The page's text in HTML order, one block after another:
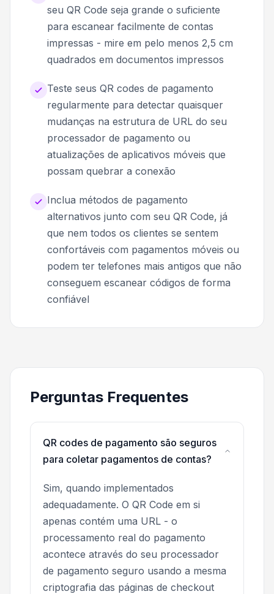
seu QR Code seja grande o suficiente
para escanear facilmente de contas
impressas - mire em pelo menos 2,5 cm
quadrados em documentos impressos
Teste seus QR codes de pagamento
regularmente para detectar quaisquer
mudanças na estrutura de URL do seu
processador de pagamento ou
atualizações de aplicativos móveis que
possam quebrar a conexão
Inclua métodos de pagamento
alternativos junto com seu QR Code, já
que nem todos os clientes se sentem
confortáveis com pagamentos móveis ou
podem ter telefones mais antigos que não
conseguem escanear códigos de forma
confiável
Perguntas Frequentes
QR codes de pagamento são seguros
para coletar pagamentos de contas?
Sim, quando implementados
adequadamente. O QR Code em si
apenas contém uma URL - o
processamento real do pagamento
acontece através do seu processador
de pagamento seguro usando a mesma
criptografia das páginas de checkout